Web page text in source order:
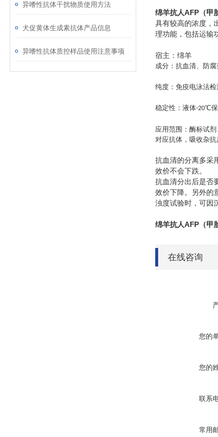
异嗜性抗体干扰物质使用方法
犬促黄体生成素抗体产品信息
异嗜性抗体质控样品使用注意事项
绵羊抗人AFP（甲
具有较高的浓度，
理功能，包括运输
宿主：绵羊
成分：抗血清、防腐
纯度：免疫电泳法
稳定性：液体-20℃
应用范围：酶标试
对应抗体，吸收杂
抗血清的分离多采
效价不会下跌。
抗血清分出后是否
效价下降。另外的
浊度试验时，可因
绵羊抗人AFP（甲
在线咨询
您的
您的
联系
常用